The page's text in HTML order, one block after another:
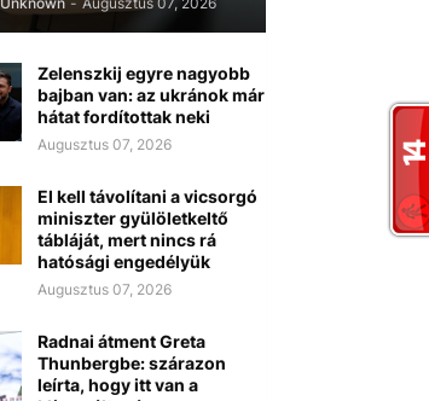
Zelenszkij egyre nagyobb
bajban van: az ukránok már
hátat fordítottak neki
Augusztus 07, 2026
El kell távolítani a vicsorgó
miniszter gyülöletkeltő
tábláját, mert nincs rá
hatósági engedélyük
Augusztus 07, 2026
Radnai átment Greta
Thunbergbe: szárazon
leírta, hogy itt van a